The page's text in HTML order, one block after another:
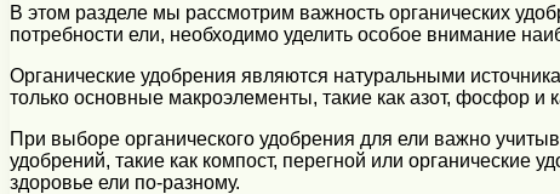
В этом разделе мы рассмотрим важность органических
потребности ели, необходимо уделить особое внимание
Органические удобрения являются натуральными
только основные макроэлементы, такие как азот, фосфор
При выборе органического удобрения для ели важно
удобрений, такие как компост, перегной или органические
здоровье ели по-разному.